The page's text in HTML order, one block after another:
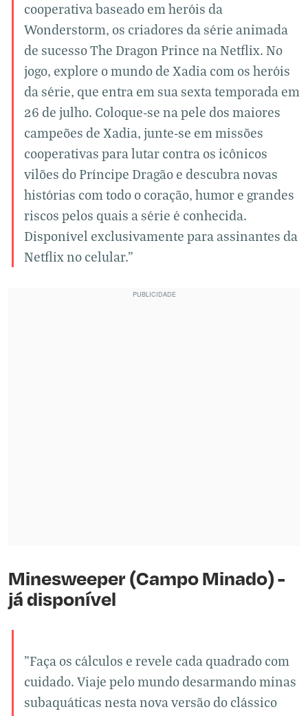
cooperativa baseado em heróis da
Wonderstorm, os criadores da série animada
de sucesso The Dragon Prince na Netflix. No
jogo, explore o mundo de Xadia com os heróis
da série, que entra em sua sexta temporada em
26 de julho. Coloque-se na pele dos maiores
campeões de Xadia, junte-se em missões
cooperativas para lutar contra os icônicos
vilões do Príncipe Dragão e descubra novas
histórias com todo o coração, humor e grandes
riscos pelos quais a série é conhecida.
Disponível exclusivamente para assinantes da
Netflix no celular."
Minesweeper (Campo Minado) -
já disponível
"Faça os cálculos e revele cada quadrado com
cuidado. Viaje pelo mundo desarmando minas
subaquáticas nesta nova versão do clássico